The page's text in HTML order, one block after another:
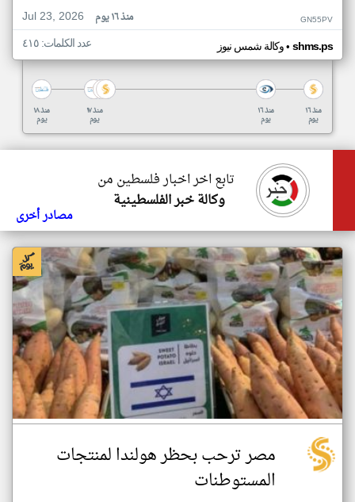
Jul 23, 2026
منذ ١٦ يوم GN55PV
وكالة شمس نيوز• shms.ps عدد الكلمات: ٤١٥
منذ ١٨
يوم
منذ ١٧
يوم
منذ ١٦
يوم
منذ ١٦
يوم
تابع اخر اخبار فلسطين من
وكالة خبر الفلسطينية
مصادر أخرى
مصر ترحب بحظر هولندا لمنتجات
المستوطنات